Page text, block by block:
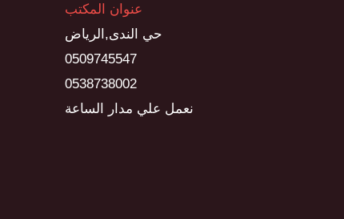
عنوان المكتب
حي الندى,الرياض
0509745547
0538738002
نعمل علي مدار الساعة